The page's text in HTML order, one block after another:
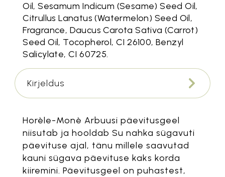
Oil, Sesamum Indicum (Sesame) Seed Oil,
Citrullus Lanatus (Watermelon) Seed Oil,
Fragrance, Daucus Carota Sativa (Carrot)
Seed Oil, Tocopherol, CI 26100, Benzyl
Salicylate, CI 60725.
Kirjeldus
Horèle-Monè Arbuusi päevitusgeel
niisutab ja hooldab Su nahka sügavuti
päevituse ajal, tänu millele saavutad
kauni sügava päevituse kaks korda
kiiremini. Päevitusgeel on puhastest,